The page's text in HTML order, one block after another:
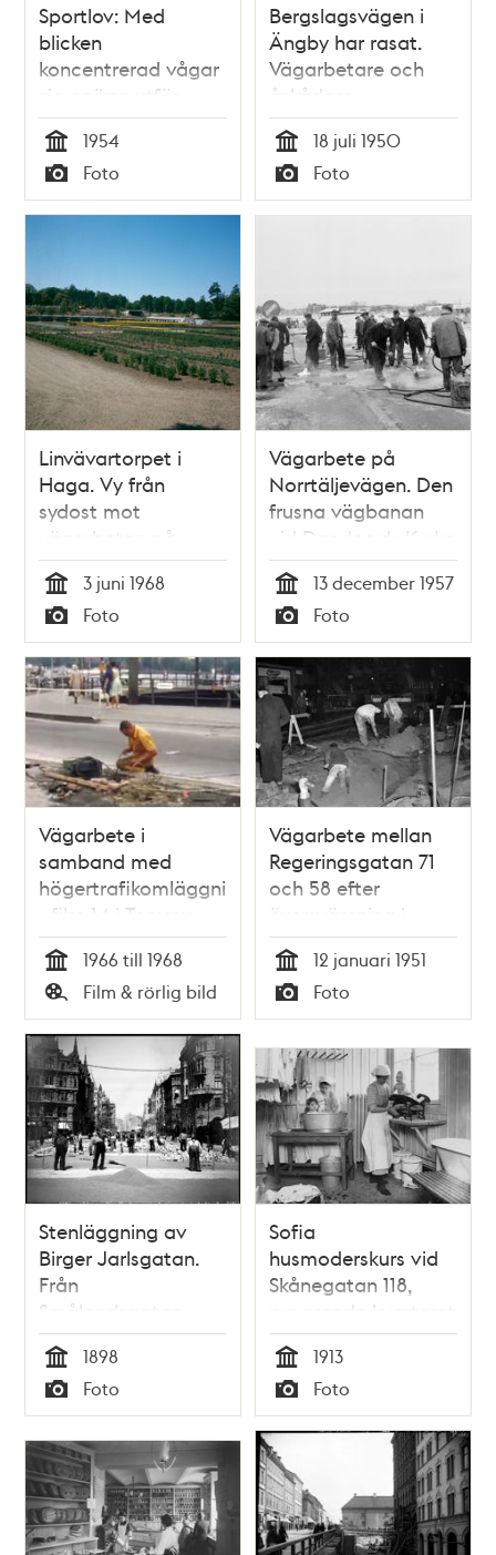
Sportlov: Med
blicken
koncentrerad vågar
sig pojken utför
Tid
1954
Typ
Foto
Bergslagsvägen i
Ängby har rasat.
Vägarbetare och
åskådare
Tid
18 juli 1950
Typ
Foto
Linvävartorpet i
Haga. Vy från
sydost mot
vägarbeten på
Uppsalavägen
Tid
3 juni 1968
Typ
Foto
Vägarbete på
Norrtäljevägen. Den
frusna vägbanan
vid Danderyds Kyrka
tinas upp med
blåslampor
Tid
13 december 1957
Typ
Foto
Vägarbete i
samband med
högertrafikomläggningen
- film 14 i Tommy
Engströms samling
Tid
1966 till 1968
Typ
Film & rörlig bild
Vägarbete mellan
Regeringsgatan 71
och 58 efter
översvämning i
källarlokaler i
Regeringsgatan 58
Tid
12 januari 1951
Typ
Foto
Stenläggning av
Birger Jarlsgatan.
Från
Smålandsgatan
norrut
Tid
1898
Typ
Foto
Sofia
husmoderskurs vid
Skånegatan 118,
nuvarande kvarteret
Eurenii Minne.
Tid
1913
Typ
Foto